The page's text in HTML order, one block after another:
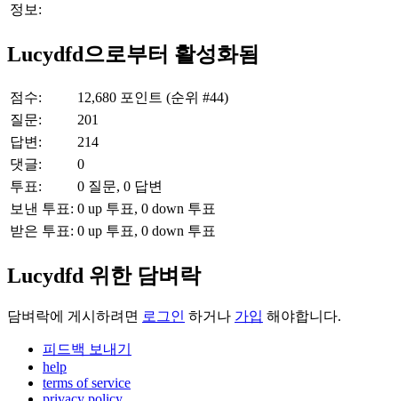
정보:
Lucydfd으로부터 활성화됨
점수: 12,680 포인트 (순위 #44)
질문:
201
답변:
214
댓글:
0
투표:
0 질문, 0 답변
보낸 투표: 0 up 투표, 0 down 투표
받은 투표: 0 up 투표, 0 down 투표
Lucydfd 위한 담벼락
담벼락에 게시하려면 로그인 하거나 가입 해야합니다.
피드백 보내기
help
terms of service